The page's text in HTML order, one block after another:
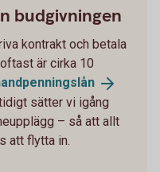
budgivningen
kontrakt och betala
är cirka 10
sätter vi igång
– så att allt
att flytta in.